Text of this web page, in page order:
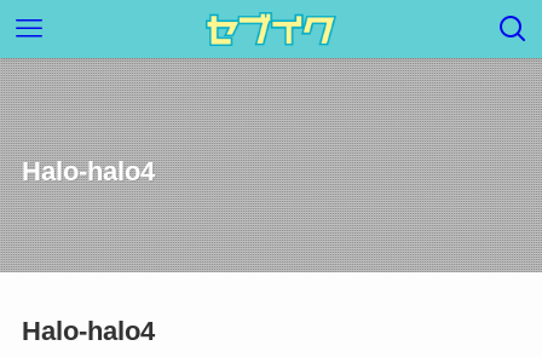
Halo-halo4
Halo-halo4